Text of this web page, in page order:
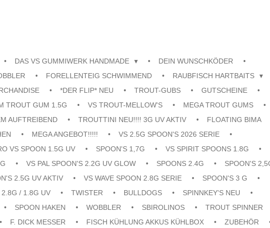
DAS VS GUMMIWERK HANDMADE
DEIN WUNSCHKÖDER
FORELLENTEIG SCHWIMMEND
RAUBFISCH HARTBAITS
*DER FLIP* NEU TROUT-GUBS
GUTSCHEINE
TROUT GUM 1.5G VS TROUT-MELLOW'S
MEGA TROUT GUMS
AUFTREIBEND TROUTTINI NEU!!!! 3G UV AKTIV
FLOATING BIMA
MEGA ANGEBOT!!!!!
VS 2.5G SPOON'S 2026 SERIE
VS SPOON 1.5G UV SPOON'S 1,7G
VS SPIRIT SPOONS 1.8G
VS PAL SPOON'S 2.2G UV GLOW SPOONS 2.4G
SPOON'S
2.5G UV AKTIV VS WAVE SPOON 2.8G SERIE
SPOON'S 3 G
/ 1.8G UV TWISTER BULLDOGS
SPINNKEY'S NEU
SPOON HAKEN WOBBLER SBIROLINOS
TROUT SPINNER
F. DICK MESSER FISCH KÜHLUNG AKKUS KÜHLBOX
ZUBEHÖR